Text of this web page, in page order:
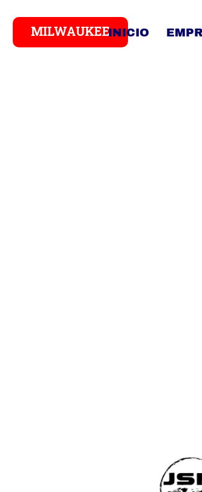
MILWAUKEEINICIO